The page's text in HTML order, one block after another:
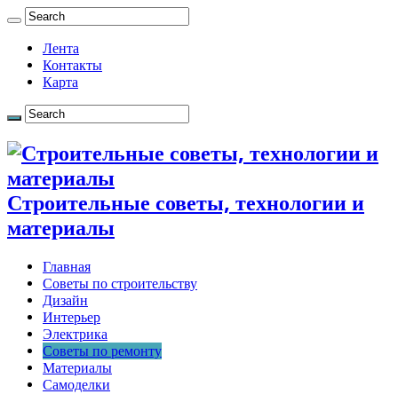
Лента
Контакты
Карта
Строительные советы, технологии и
материалы
Главная
Советы по строительству
Дизайн
Интерьер
Электрика
Советы по ремонту
Материалы
Самоделки